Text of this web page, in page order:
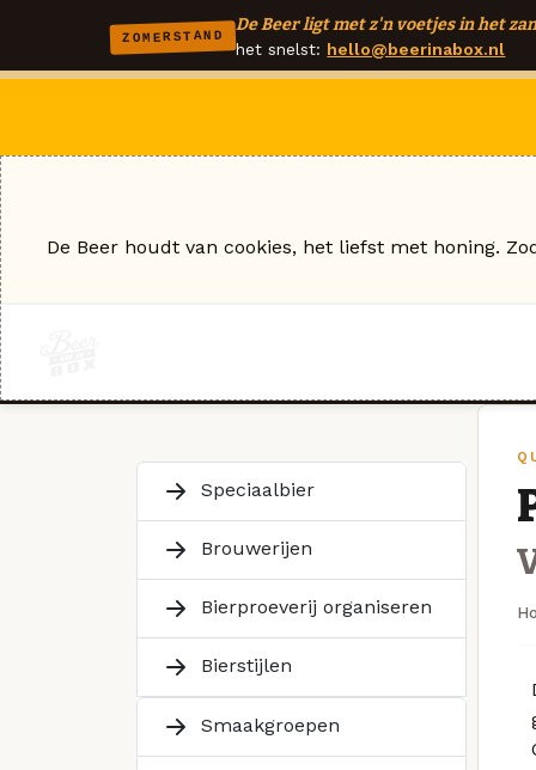
ZOMERSTAND
De Beer ligt met z'n voetjes in het
het snelst: hello@beerinabox.nl
Speciaalbier
Brouwerijen
Bierproeverij organiseren
Bierstijlen
Smaakgroepen
De Beer houdt van cookies, het liefst met honing.